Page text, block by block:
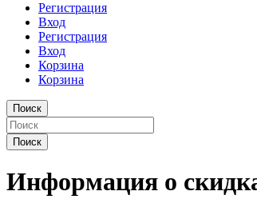
Регистрация
Вход
Регистрация
Вход
Корзина
Корзина
Поиск
Поиск
Информация о